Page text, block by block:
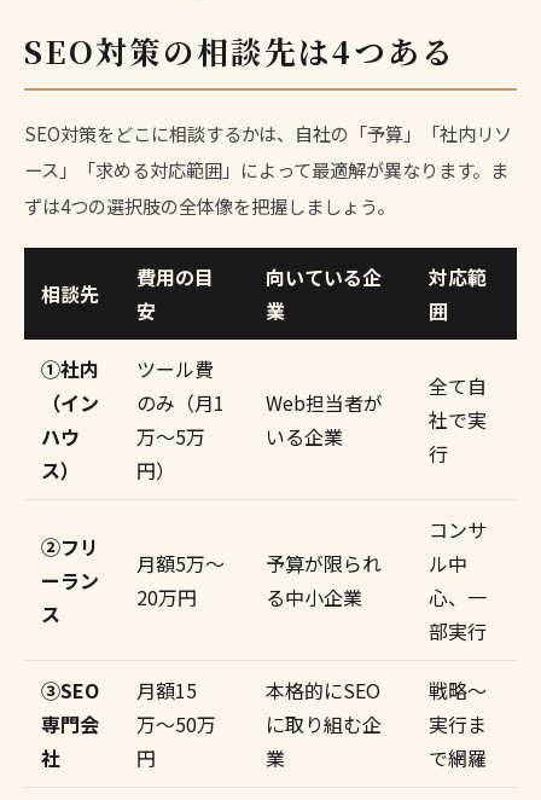
SEO対策の相談先は4つある
SEO対策をどこに相談するかは、自社の「予算」「社内リソ
ース」「求める対応範囲」によって最適解が異なります。ま
ずは4つの選択肢の全体像を把握しましょう。
相談先
費用の目
安
向いている企
業
対応範
囲
①社内
（イン
ハウ
ス）
ツール費
のみ（月1
万〜5万
円）
Web担当者が
いる企業
全て自
社で実
行
②フリ
ーラン
ス
月額5万〜
20万円
予算が限られ
る中小企業
コンサ
ル中
心、一
部実行
③SEO
専門会
社
月額15
万〜50万
円
本格的にSEO
に取り組む企
業
戦略〜
実行ま
で網羅